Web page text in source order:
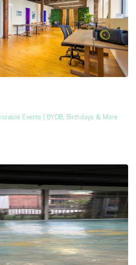
Events | BYOB, Birthdays & More